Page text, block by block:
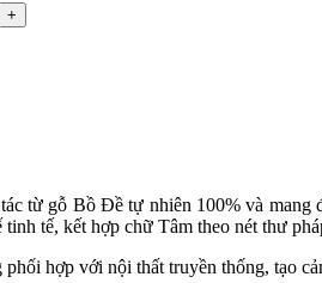
từ gỗ Bồ Đề tự nhiên 100% và
tế, kết hợp chữ Tâm theo nét thư
hợp với nội thất truyền thống, tạo